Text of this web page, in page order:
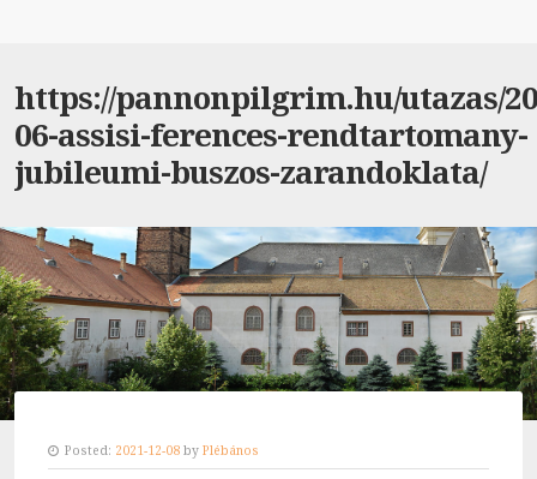
https://pannonpilgrim.hu/utazas/
06-assisi-ferences-rendtartomany-
jubileumi-buszos-zarandoklata/
Posted: 2021-12-08 by Plébános